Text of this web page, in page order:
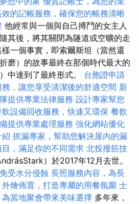
效的記帳服務，確保您的帳務清晰
他經常與一個與自己搏鬥的女主人
其後，將其關閉為隧道或空曠的走
一個事實，即索爾斯坦（當然還
磨）的故事最終在那個時代最大的
中達到了最終形式。 台胞證申請
務，讓您享受清潔後的舒適空間 新
提供專業法律服務 設計專家幫您
飲設備回收服務，快速又環保 餐飲
提供專業處理服務 強化網站優化
抓漏專家，幫助您解決屋內的漏
，滿足你的不同需求 北投撥筋技
）於2017年12月去世。
受水分侵蝕 長照服務內容，為長
外燴佈置，打造專屬的用餐氛圍 士
當地聚會帶來美味選擇 多年來，